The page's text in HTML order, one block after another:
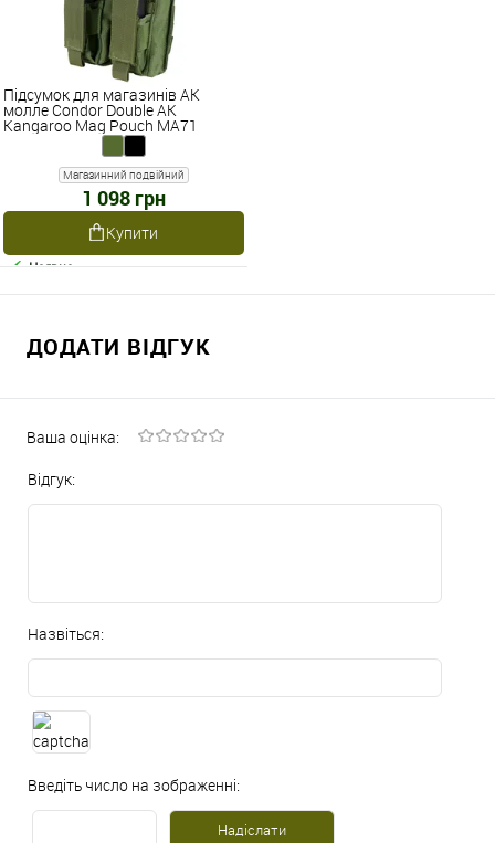
Підсумок для магазинів АК
молле Condor Double AK
Kangaroo Mag Pouch MA71
Магазинний подвійний
1 098 грн
Купити
Наявне
ДОДАТИ ВІДГУК
Ваша оцінка:
Відгук:
Назвіться:
Введіть число на зображенні: